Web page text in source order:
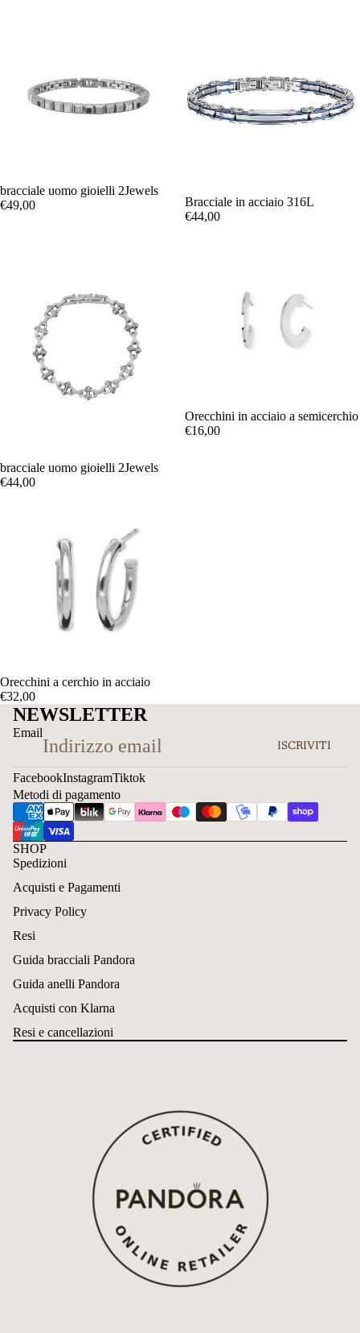
bracciale uomo gioielli 2Jewels
€49,00
Bracciale in acciaio 316L
€44,00
bracciale uomo gioielli 2Jewels
€44,00
Orecchini in acciaio a semicerchio
€16,00
Orecchini a cerchio in acciaio
€32,00
NEWSLETTER
Email
ISCRIVITI
FacebookInstagramTiktok
Metodi di pagamento
SHOP
Spedizioni
Acquisti e Pagamenti
Privacy Policy
Resi
Guida bracciali Pandora
Guida anelli Pandora
Acquisti con Klarna
Resi e cancellazioni
Informativa sui rimborsi